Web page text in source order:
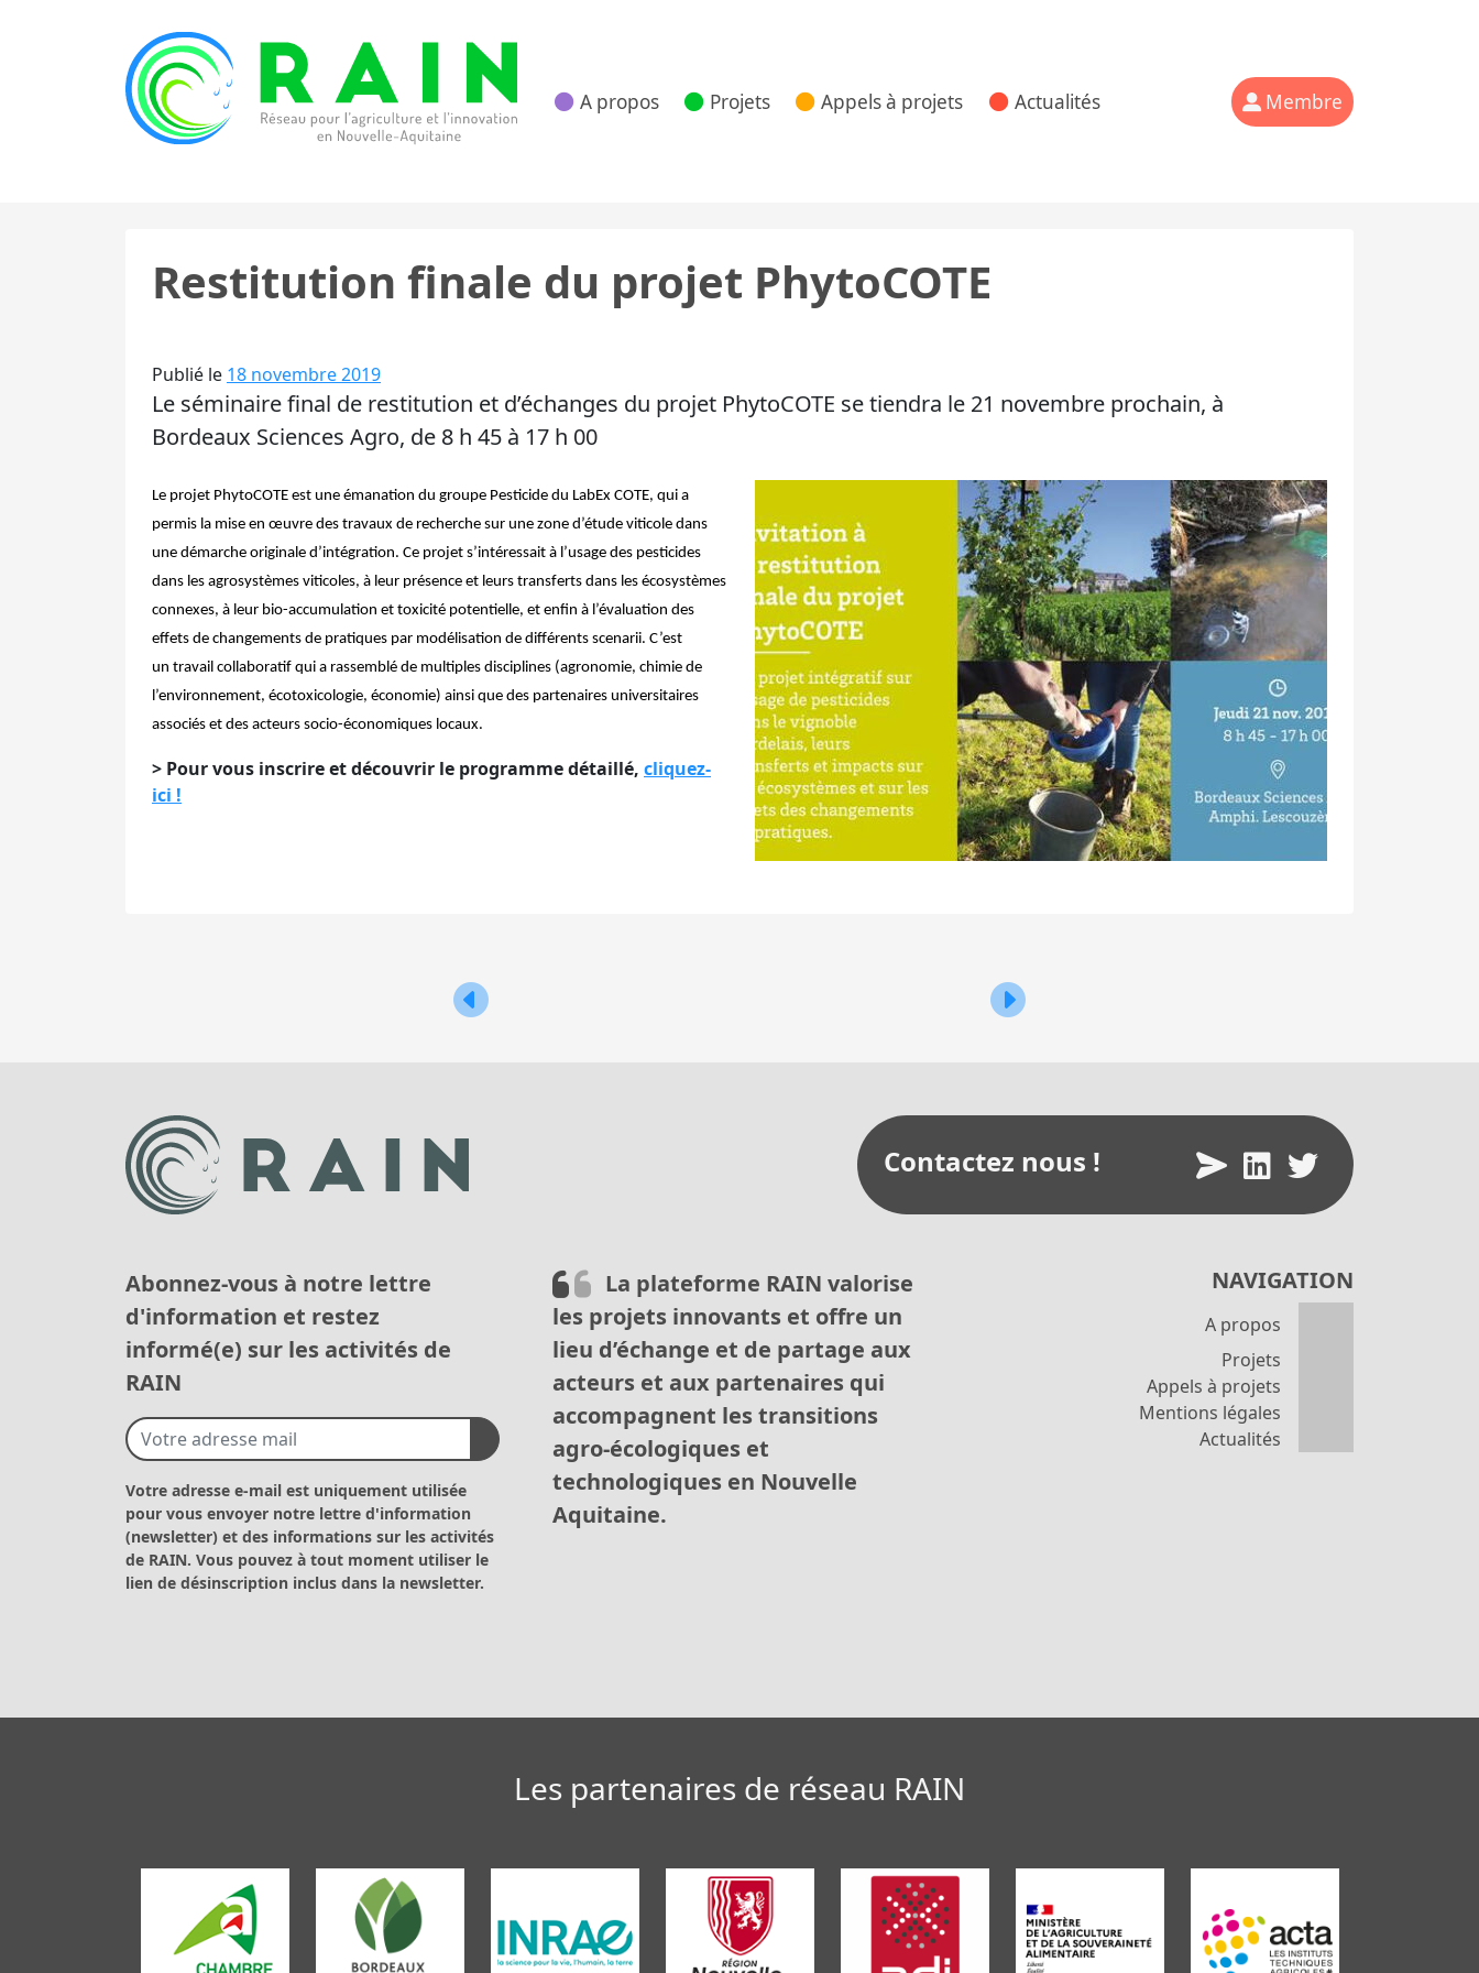
A propos Projets Appels à projets Actualités Membre
Restitution finale du projet PhytoCOTE
Publié le 18 novembre 2019
Le séminaire final de restitution et d’échanges du projet PhytoCOTE se tiendra le 21 novembre prochain, à
Bordeaux Sciences Agro, de 8 h 45 à 17 h 00
Le projet PhytoCOTE est une émanation du groupe Pesticide du LabEx COTE, qui a
permis la mise en œuvre des travaux de recherche sur une zone d’étude viticole dans
une démarche originale d’intégration. Ce projet s’intéressait à l’usage des pesticides
dans les agrosystèmes viticoles, à leur présence et leurs transferts dans les écosystèmes
connexes, à leur bio-accumulation et toxicité potentielle, et enfin à l’évaluation des
effets de changements de pratiques par modélisation de différents scenarii. C’est
un travail collaboratif qui a rassemblé de multiples disciplines (agronomie, chimie de
l’environnement, écotoxicologie, économie) ainsi que des partenaires universitaires
associés et des acteurs socio-économiques locaux.
> Pour vous inscrire et découvrir le programme détaillé, cliquez-
ici !
Navigation
de
Prochain séminaire de la Chaire AgroTIC : le numérique au service de la réduction des intrants
Journées techniques UMT SEVEN, 25&26 Février 2020
Contactez nous !
Abonnez-vous à notre lettre
d'information et restez
informé(e) sur les activités de
RAIN
Votre adresse e-mail est uniquement utilisée
pour vous envoyer notre lettre d'information
(newsletter) et des informations sur les activités
de RAIN. Vous pouvez à tout moment utiliser le
lien de désinscription inclus dans la newsletter.
La plateforme RAIN valorise
les projets innovants et offre un
lieu d’échange et de partage aux
acteurs et aux partenaires qui
accompagnent les transitions
agro-écologiques et
technologiques en Nouvelle
Aquitaine.
NAVIGATION
A propos
Projets
Appels à projets
Mentions légales
Actualités
Les partenaires de réseau RAIN